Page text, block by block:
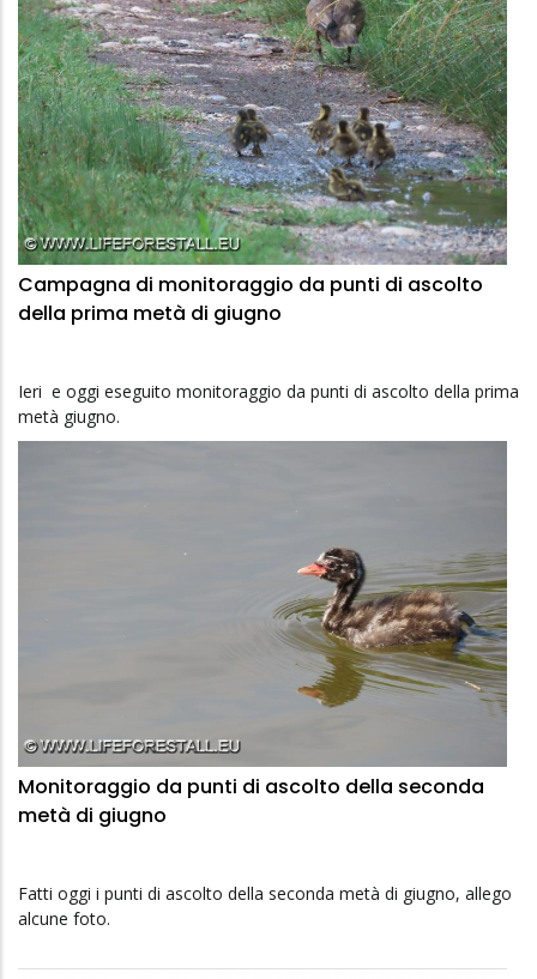
Campagna di monitoraggio da punti di ascolto
della prima metà di giugno
Ieri e oggi eseguito monitoraggio da punti di ascolto della prima
metà giugno.
Monitoraggio da punti di ascolto della seconda
metà di giugno
Fatti oggi i punti di ascolto della seconda metà di giugno, allego
alcune foto.